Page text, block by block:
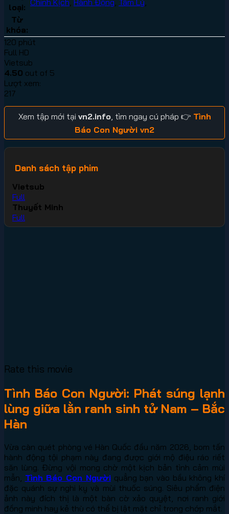
loại:
Từ
khóa:
120 phút
Full HD
Vietsub
4.50 out of 5
Lượt xem:
217
Xem tập mới tại vn2.info, tìm ngay cú pháp 👉 Tình
Báo Con Người vn2
Danh sách tập phim
Vietsub
Full
Thuyết Minh
Full
Rate this movie
Tình Báo Con Người: Phát súng lạnh
lùng giữa lằn ranh sinh tử Nam – Bắc
Hàn
Vừa càn quét phòng vé Hàn Quốc đầu năm 2026, bom tấn
hành động tội phạm này đang được giới mộ điệu ráo riết
săn lùng. Đừng vội mong chờ một kịch bản tình cảm mùi
mẫn, Tình Báo Con Ngườiquẳng bạn vào bầu không khí
đặc quánh sự nghi kỵ và mùi thuốc súng. Siêu phẩm điện
ảnh này đích thị là một bàn cờ xảo quyệt, nơi ranh giới
đồng minh hay kẻ thù có thể bị lật mặt chỉ trong chớp mắt.